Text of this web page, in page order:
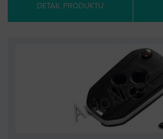
DETAIL PRODUKTU